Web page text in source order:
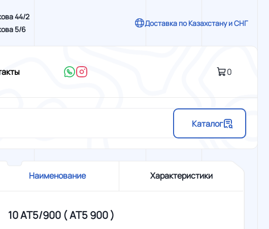
44/2
5/6
Доставка по Казахстану и СНГ
0
Каталог
Наименование Характеристики
10 AT5/900 ( АТ5 900 )